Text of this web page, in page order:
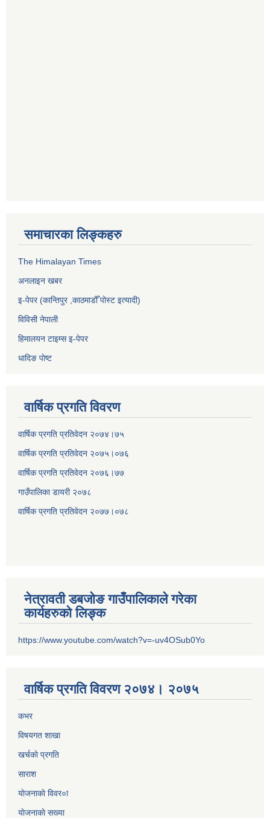
समाचारका लिङ्कहरु
The Himalayan Times
अनलाइन खबर
इ-पेपर (कान्तिपुर ,काठमाडौँ पोस्ट इत्यादी)
विविसी नेपाली
हिमालयन टाइम्स इ-पेपर
धादिङ पाेष्ट
वार्षिक प्रगति विवरण
वार्षिक प्रगति प्रतिवेदन २०७४।७५
वार्षिक प्रगति प्रतिवेदन २०७५।०७६
वार्षिक प्रगति प्रतिवेदन २०७६।७७
गाउँपालिका डायरी २०७८
वार्षिक प्रगति प्रतिवेदन २०७७।०७८
नेत्रावती डबजोङ गाउँपालिकाले गरेका
कार्यहरुको लिङ्क
https://www.youtube.com/watch?v=-uv4OSub0Yo
वार्षिक प्रगति विवरण २०७४। २०७५
कभर
विषयगत शाखा
खर्चकाे प्रगति
साराश
याेजनाकाे विवर०ा
याेजनाकाे सख्या